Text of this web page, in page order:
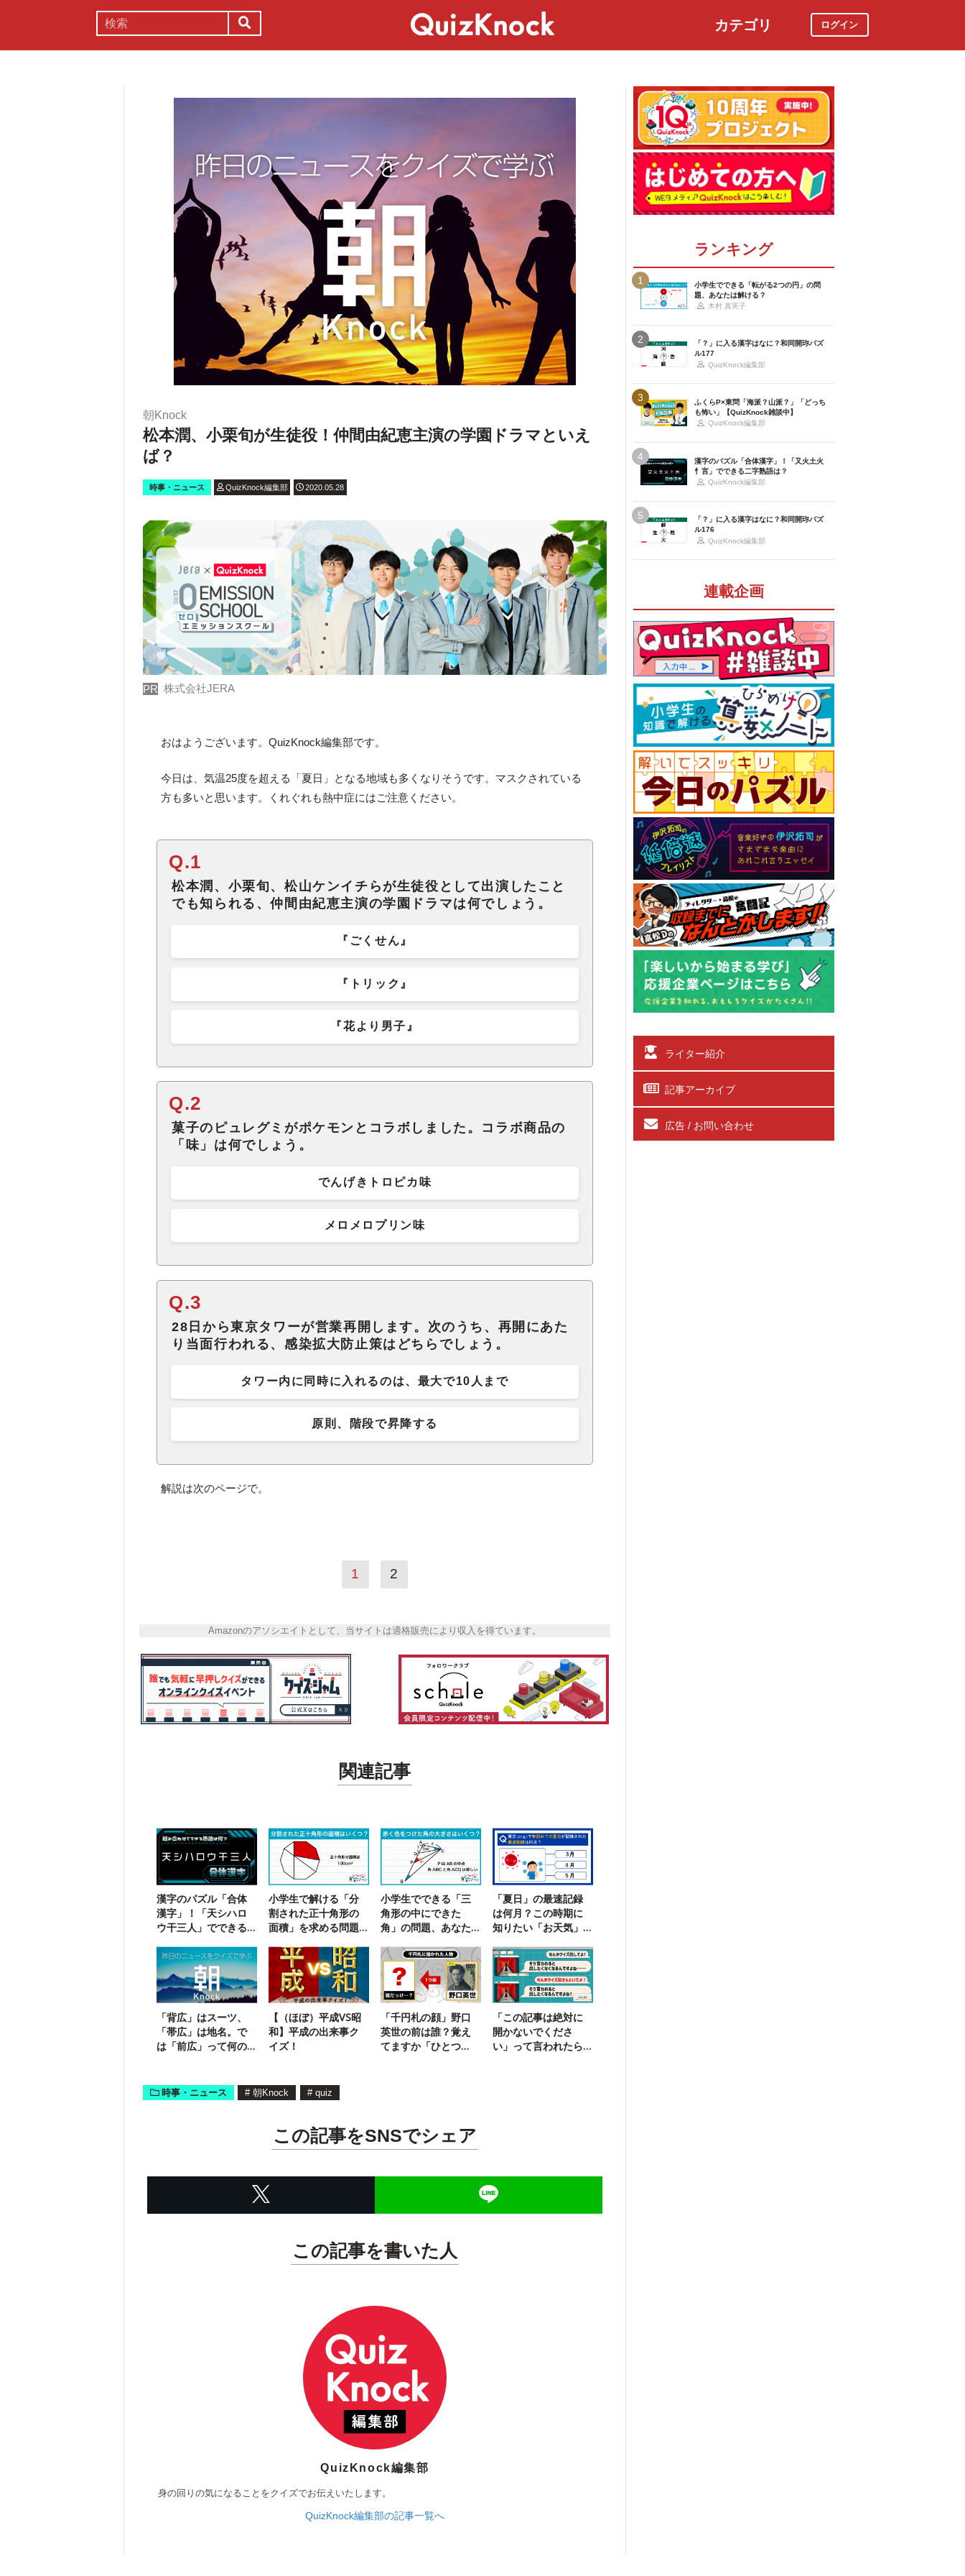
カテゴリ ログイン
朝Knock
松本潤、小栗旬が生徒役！仲間由紀恵主演の学園ドラマといえ
ば？
時事・ニュース QuizKnock編集部 2020.05.28
PR 株式会社JERA
おはようございます。QuizKnock編集部です。
今日は、気温25度を超える「夏日」となる地域も多くなりそうです。マスクされている
方も多いと思います。くれぐれも熱中症にはご注意ください。
Q.1
松本潤、小栗旬、松山ケンイチらが生徒役として出演したこと
でも知られる、仲間由紀恵主演の学園ドラマは何でしょう。
『ごくせん』
『トリック』
『花より男子』
Q.2
菓子のピュレグミがポケモンとコラボしました。コラボ商品の
「味」は何でしょう。
でんげきトロピカ味
メロメロプリン味
Q.3
28日から東京タワーが営業再開します。次のうち、再開にあた
り当面行われる、感染拡大防止策はどちらでしょう。
タワー内に同時に入れるのは、最大で10人まで
原則、階段で昇降する
解説は次のページで。
1 2
Amazonのアソシエイトとして、当サイトは適格販売により収入を得ています。
関連記事
漢字のパズル「合体
漢字」！「天シハロ
ウ干三人」でできる
小学生で解ける「分
割された正十角形の
面積」を求める問題
小学生でできる「三
角形の中にできた
角」の問題、あなた
「夏日」の最速記録
は何月？この時期に
知りたい「お天気」
「背広」はスーツ、
「帯広」は地名。で
は「前広」って何の
【（ほぼ）平成VS昭
和】平成の出来事ク
イズ！
「千円札の顔」野口
英世の前は誰？覚え
てますか「ひとつ
「この記事は絶対に
開かないでくださ
い」って言われたら
時事・ニュース # 朝Knock # quiz
この記事をSNSでシェア
この記事を書いた人
QuizKnock編集部
身の回りの気になることをクイズでお伝えいたします。
QuizKnock編集部の記事一覧へ
ランキング
1
小学生でできる「転がる2つの円」の問
題、あなたは解ける？
木村 真実子
2
「？」に入る漢字はなに？和同開珎パズ
ル177
QuizKnock編集部
3
ふくらP×東問「海派？山派？」「どっち
も怖い」【QuizKnock雑談中】
QuizKnock編集部
4
漢字のパズル「合体漢字」！「又火土火
忄言」でできる二字熟語は？
QuizKnock編集部
5
「？」に入る漢字はなに？和同開珎パズ
ル176
QuizKnock編集部
連載企画
ライター紹介
記事アーカイブ
広告 / お問い合わせ